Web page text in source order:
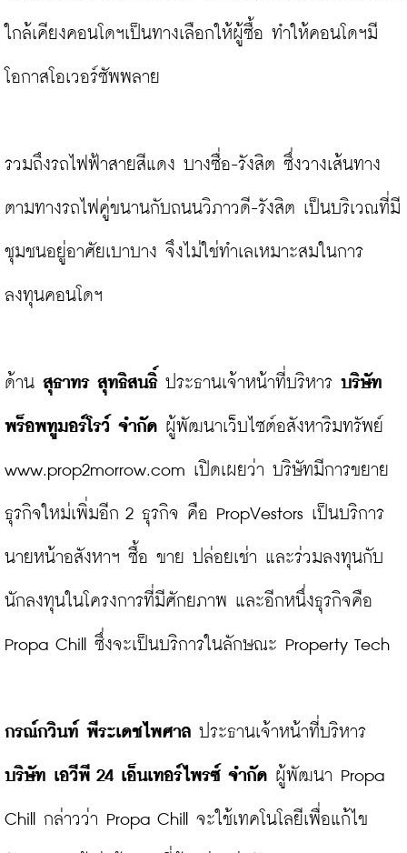
ใกล้เคียงคอนโดฯเป็นทางเลือกให้ผู้ซื้อ ทำให้คอนโดฯมี
โอกาสโอเวอร์ซัพพลาย
รวมถึงรถไฟฟ้าสายสีแดง บางซื่อ-รังสิต ซึ่งวางเส้นทาง
ตามทางรถไฟคู่ขนานกับถนนวิภาวดี-รังสิต เป็นบริเวณที่มี
ชุมชนอยู่อาศัยเบาบาง จึงไม่ใช่ทำเลเหมาะสมในการ
ลงทุนคอนโดฯ
ด้าน สุธาทร สุทธิสนธิ์ ประธานเจ้าหน้าที่บริหาร บริษัท
พร็อพทูมอร์โรว์ จำกัด
www.prop2morrow.com เปิดเผยว่า บริษัทมีการขยาย
ธุรกิจใหม่เพิ่มอีก 2 ธุรกิจ คือ PropVestors เป็นบริการ
นายหน้าอสังหาฯ ซื้อ ขาย ปล่อยเช่า และร่วมลงทุนกับ
นักลงทุนในโครงการที่มีศักยภาพ และอีกหนึ่งธุรกิจคือ
Propa Chill ซึ่งจะเป็นบริการในลักษณะ Property Tech
กรณ์กวินท์ พีระเดชไพศาล ประธานเจ้าหน้าที่บริหาร
บริษัท เอวีพี 24 เอ็นเทอร์ไพรซ์ จำกัด ผู้พัฒนา Propa
Chill กล่าวว่า Propa Chill จะใช้เทคโนโลยีเพื่อแก้ไข